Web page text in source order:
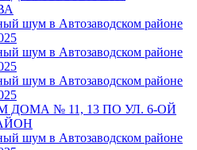
шум в Автозаводском районе
шум в Автозаводском районе
шум в Автозаводском районе
ДОМА № 11, 13 ПО УЛ. 6-ОЙ
шум в Автозаводском районе